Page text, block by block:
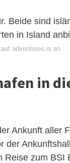
Beide sind
in Island
adventures.is an
in
Ankunft aller
der
zum BSI